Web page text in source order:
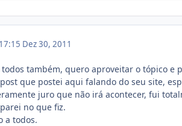
Dez 30, 2011
todos também, quero aproveitar o tópico e
que postei aqui falando do seu site,
juro que não irá acontecer, fui
no que fiz.
a todos.